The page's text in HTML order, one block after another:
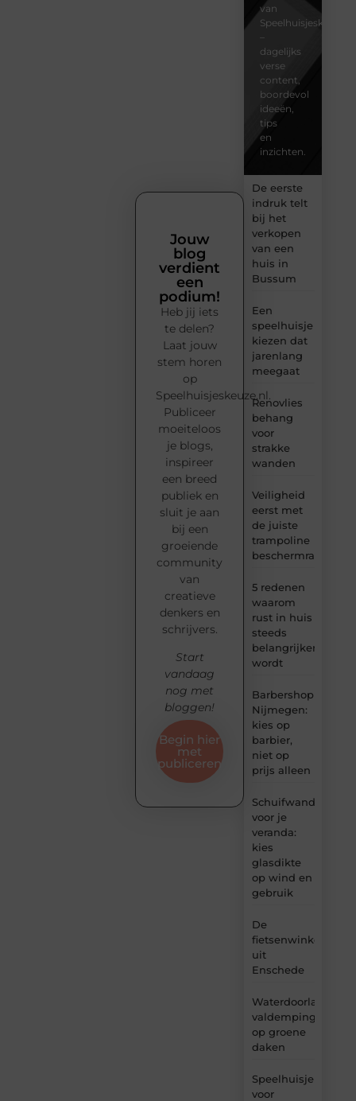
van
Speelhuisjeskeuze.nl
–
dagelijks
verse
content,
boordevol
ideeën,
tips
en
inzichten.
De eerste
indruk telt
bij het
verkopen
van een
huis in
Bussum
Een
speelhuisje
kiezen dat
jarenlang
meegaat
Renovlies
behang
voor
strakke
wanden
Veiligheid
eerst met
de juiste
trampoline
beschermrand
5 redenen
waarom
rust in huis
steeds
belangrijker
wordt
Barbershop
Nijmegen:
kies op
barbier,
niet op
prijs alleen
Schuifwand
voor je
veranda:
kies
glasdikte
op wind en
gebruik
De
fietsenwinkel
uit
Enschede
Waterdoorlatende
valdemping
op groene
daken
Speelhuisje
voor
Jouw
blog
verdient
een
podium!
Heb jij iets
te delen?
Laat jouw
stem horen
op
Speelhuisjeskeuze.nl.
Publiceer
moeiteloos
je blogs,
inspireer
een breed
publiek en
sluit je aan
bij een
groeiende
community
van
creatieve
denkers en
schrijvers.
Start
vandaag
nog met
bloggen!
Begin hier
met
publiceren